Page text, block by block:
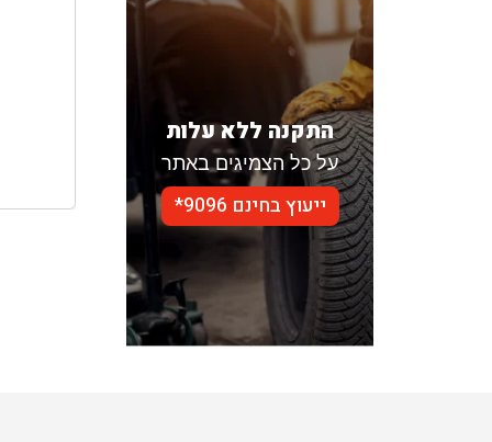
התקנה ללא עלות
על כל הצמיגים באתר
ייעוץ בחינם 9096*